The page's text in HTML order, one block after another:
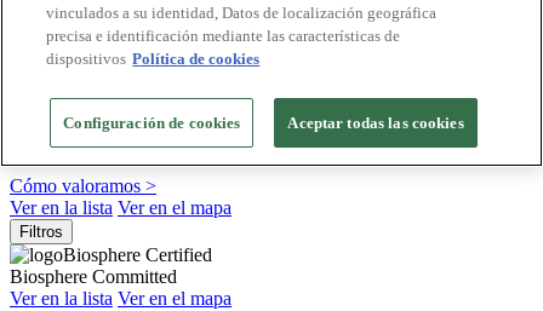
Construimos modelos sostenibles y certificamos las
buenas prácticas
+20 años promoviendo la cultura de la sostenibilidad, bajo los
principios y objetivos de Naciones Unidas
Cómo valoramos >
Ver en la lista Ver en el mapa
Filtros
Biosphere Certified
Biosphere Committed
Ver en la lista Ver en el mapa
vinculados a su identidad, Datos de localización geográfica
precisa e identificación mediante las características de
dispositivos Política de cookies
Configuración de cookies Aceptar todas las cookies